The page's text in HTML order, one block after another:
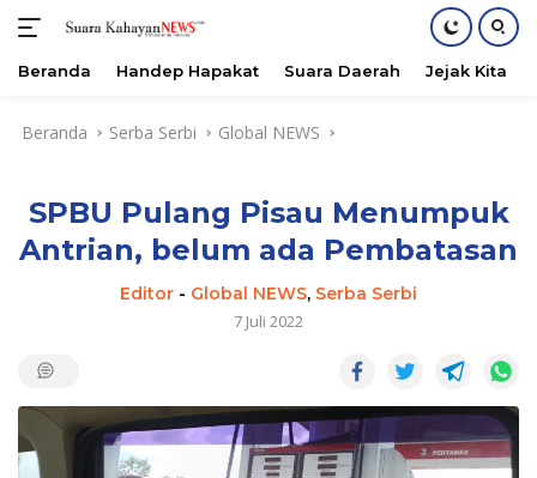
Beranda Handep Hapakat Suara Daerah Jejak Kita
Beranda Serba Serbi Global NEWS
SPBU Pulang Pisau Menumpuk
Antrian, belum ada Pembatasan
Editor - Global NEWS, Serba Serbi
7 Juli 2022